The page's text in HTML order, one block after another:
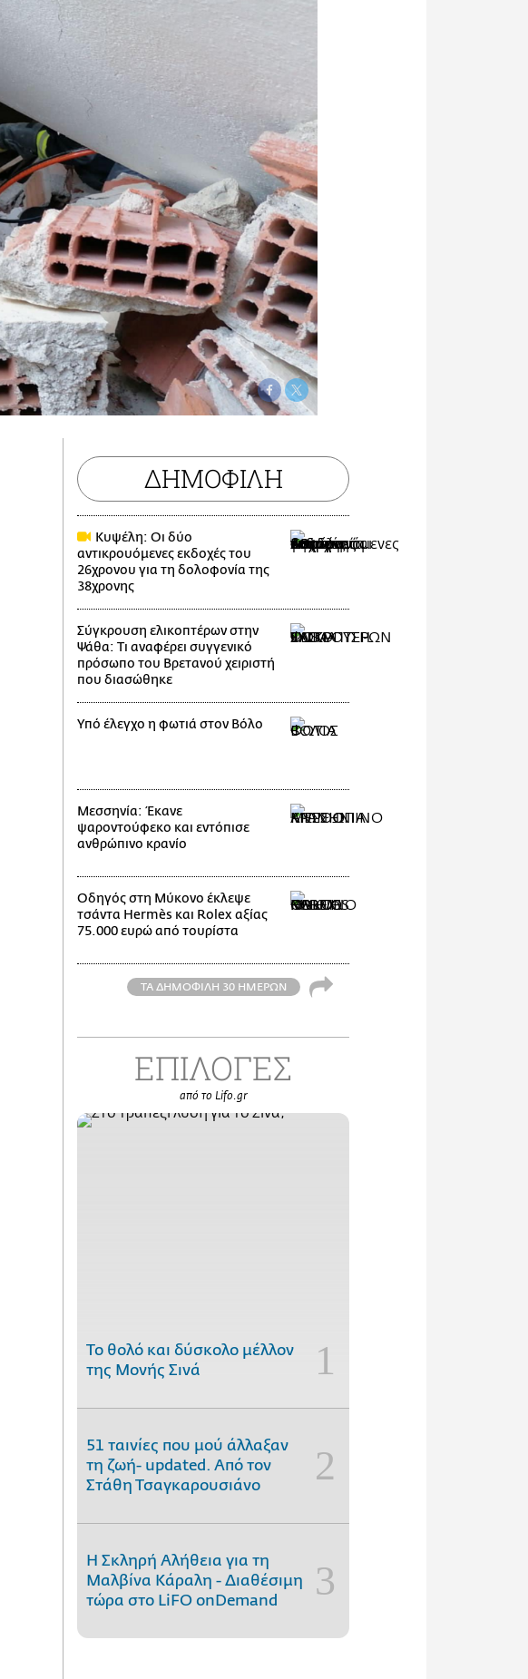
ΔΗΜΟΦΙΛΗ
Κυψέλη: Οι δύο
αντικρουόμενες εκδοχές του
26χρονου για τη δολοφονία της
38χρονης
Σύγκρουση ελικοπτέρων στην
Ψάθα: Τι αναφέρει συγγενικό
πρόσωπο του Βρετανού χειριστή
που διασώθηκε
Υπό έλεγχο η φωτιά στον Βόλο
Μεσσηνία: Έκανε
ψαροντούφεκο και εντόπισε
ανθρώπινο κρανίο
Οδηγός στη Μύκονο έκλεψε
τσάντα Hermès και Rolex αξίας
75.000 ευρώ από τουρίστα
ΤΑ ΔΗΜΟΦΙΛΗ 30 ΗΜΕΡΩΝ
ΕΠΙΛΟΓΕΣ
από το Lifo.gr
Το θολό και δύσκολο μέλλον
της Μονής Σινά
51 ταινίες που μού άλλαξαν
τη ζωή- updated. Aπό τον
Στάθη Τσαγκαρουσιάνο
Η Σκληρή Αλήθεια για τη
Μαλβίνα Κάραλη - Διαθέσιμη
τώρα στo LiFO onDemand